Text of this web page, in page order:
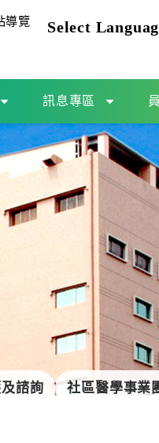
導覽 Select
訊息專區
諮詢 社區醫學事業